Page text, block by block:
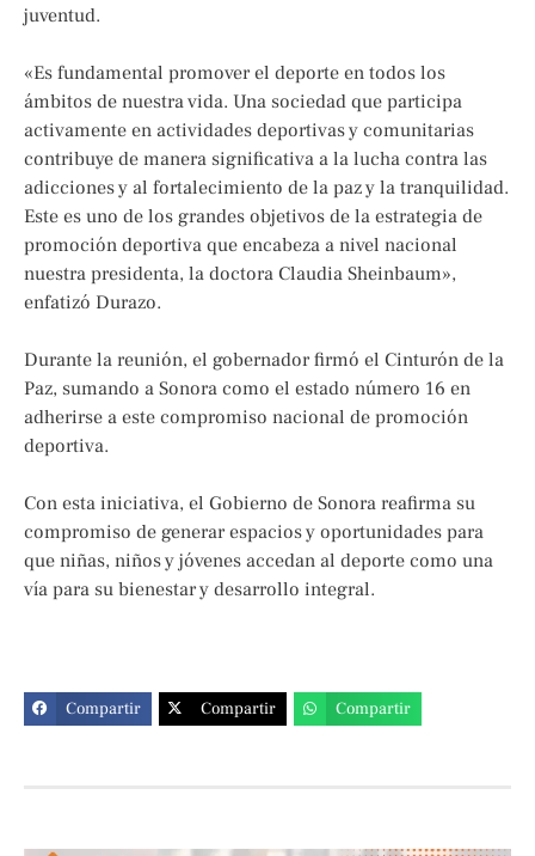
juventud.
«Es fundamental promover el deporte en todos los
ámbitos de nuestra vida. Una sociedad que participa
activamente en actividades deportivas y comunitarias
contribuye de manera significativa a la lucha contra las
adicciones y al fortalecimiento de la paz y la tranquilidad.
Este es uno de los grandes objetivos de la estrategia de
promoción deportiva que encabeza a nivel nacional
nuestra presidenta, la doctora Claudia Sheinbaum»,
enfatizó Durazo.
Durante la reunión, el gobernador firmó el Cinturón de la
Paz, sumando a Sonora como el estado número 16 en
adherirse a este compromiso nacional de promoción
deportiva.
Con esta iniciativa, el Gobierno de Sonora reafirma su
compromiso de generar espacios y oportunidades para
que niñas, niños y jóvenes accedan al deporte como una
vía para su bienestar y desarrollo integral.
Compartir Compartir Compartir